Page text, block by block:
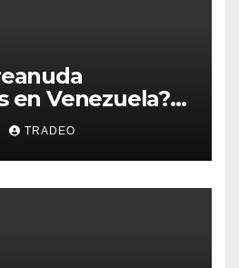
en Venezuela?
enciende el
TRADEO